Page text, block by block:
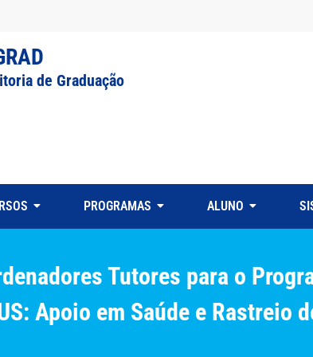
de Graduação
PROGRAMAS ALUNO
Tutores para o
Apoio em Saúde e